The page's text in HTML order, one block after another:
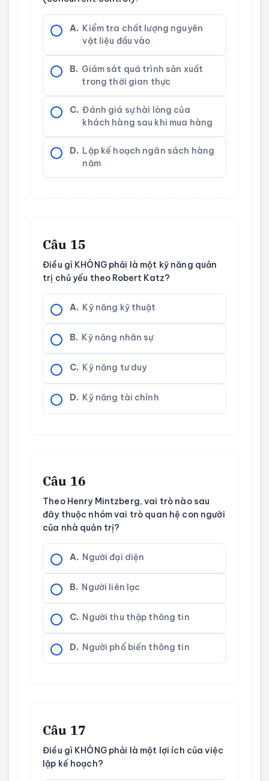
A. Kiểm tra chất lượng nguyên
vật liệu đầu vào
B. Giám sát quá trình sản xuất
trong thời gian thực
C. Đánh giá sự hài lòng của
khách hàng sau khi mua hàng
D. Lập kế hoạch ngân sách hàng
năm
Câu 15
Điều gì KHÔNG phải là một kỹ năng quản
trị chủ yếu theo Robert Katz?
A. Kỹ năng kỹ thuật
B. Kỹ năng nhân sự
C. Kỹ năng tư duy
D. Kỹ năng tài chính
Câu 16
Theo Henry Mintzberg, vai trò nào sau
đây thuộc nhóm vai trò quan hệ con người
của nhà quản trị?
A. Người đại diện
B. Người liên lạc
C. Người thu thập thông tin
D. Người phổ biến thông tin
Câu 17
Điều gì KHÔNG phải là một lợi ích của việc
lập kế hoạch?